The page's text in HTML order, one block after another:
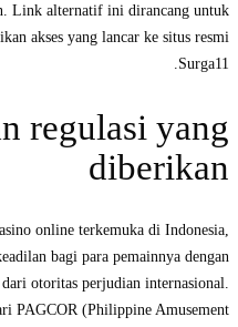
Link alternatif ini dirancang untuk
akses yang lancar ke situs resmi
Surga11.
regulasi yang
diberikan
online terkemuka di Indonesia,
bagi para pemainnya dengan
otoritas perjudian internasional.
PAGCOR (Philippine Amusement